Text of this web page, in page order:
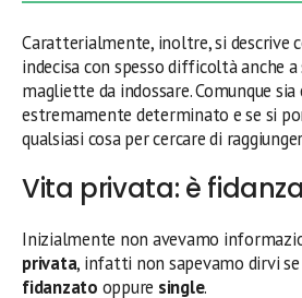
Caratterialmente, inoltre, si descrive
indecisa con spesso difficoltà anche
magliette da indossare. Comunque sia
estremamente determinato e se si
qualsiasi cosa per cercare di
Vita privata: è
Inizialmente non avevamo
privata, infatti non sapevamo dirvi se
fidanzato oppure single.